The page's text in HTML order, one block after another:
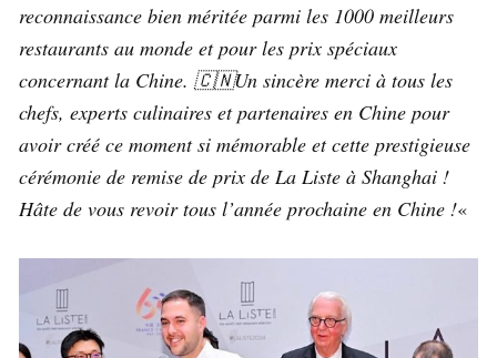
reconnaissance bien méritée parmi les 1000 meilleurs
restaurants au monde et pour les prix spéciaux
concernant la Chine. 🇨🇳Un sincère merci à tous les
chefs, experts culinaires et partenaires en Chine pour
avoir créé ce moment si mémorable et cette prestigieuse
cérémonie de remise de prix de La Liste à Shanghai !
Hâte de vous revoir tous l’année prochaine en Chine !«